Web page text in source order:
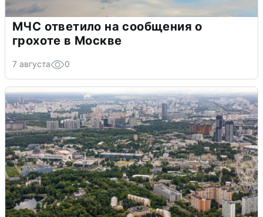
МЧС ответило на сообщения о
грохоте в Москве
7 августа 0